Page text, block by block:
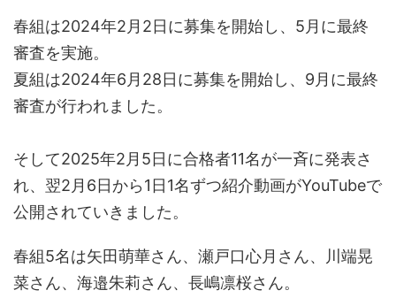
春組は2024年2月2日に募集を開始し、5月に最終
審査を実施。
夏組は2024年6月28日に募集を開始し、9月に最終
審査が行われました。
そして2025年2月5日に合格者11名が一斉に発表さ
れ、翌2月6日から1日1名ずつ紹介動画がYouTubeで
公開されていきました。
春組5名は矢田萌華さん、瀬戸口心月さん、川端晃
菜さん、海邉朱莉さん、長嶋凛桜さん。